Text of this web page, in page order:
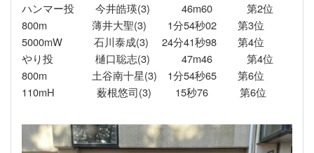
ハンマー投 今井皓瑛(3) 46m60 第2位
800m 薄井大聖(3) 1分54秒02 第3位
5000mW 石川泰成(3) 24分41秒98 第4位
やり投 樋口聡志(3) 47m46 第4位
800m 土谷南十星(3) 1分54秒65 第6位
110mH 薮根悠司(3) 15秒76 第6位